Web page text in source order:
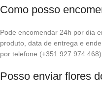
Como posso
Pode encomendar 24h por dia
produto, data de entrega e
por telefone (+351 927 974
Posso enviar flores